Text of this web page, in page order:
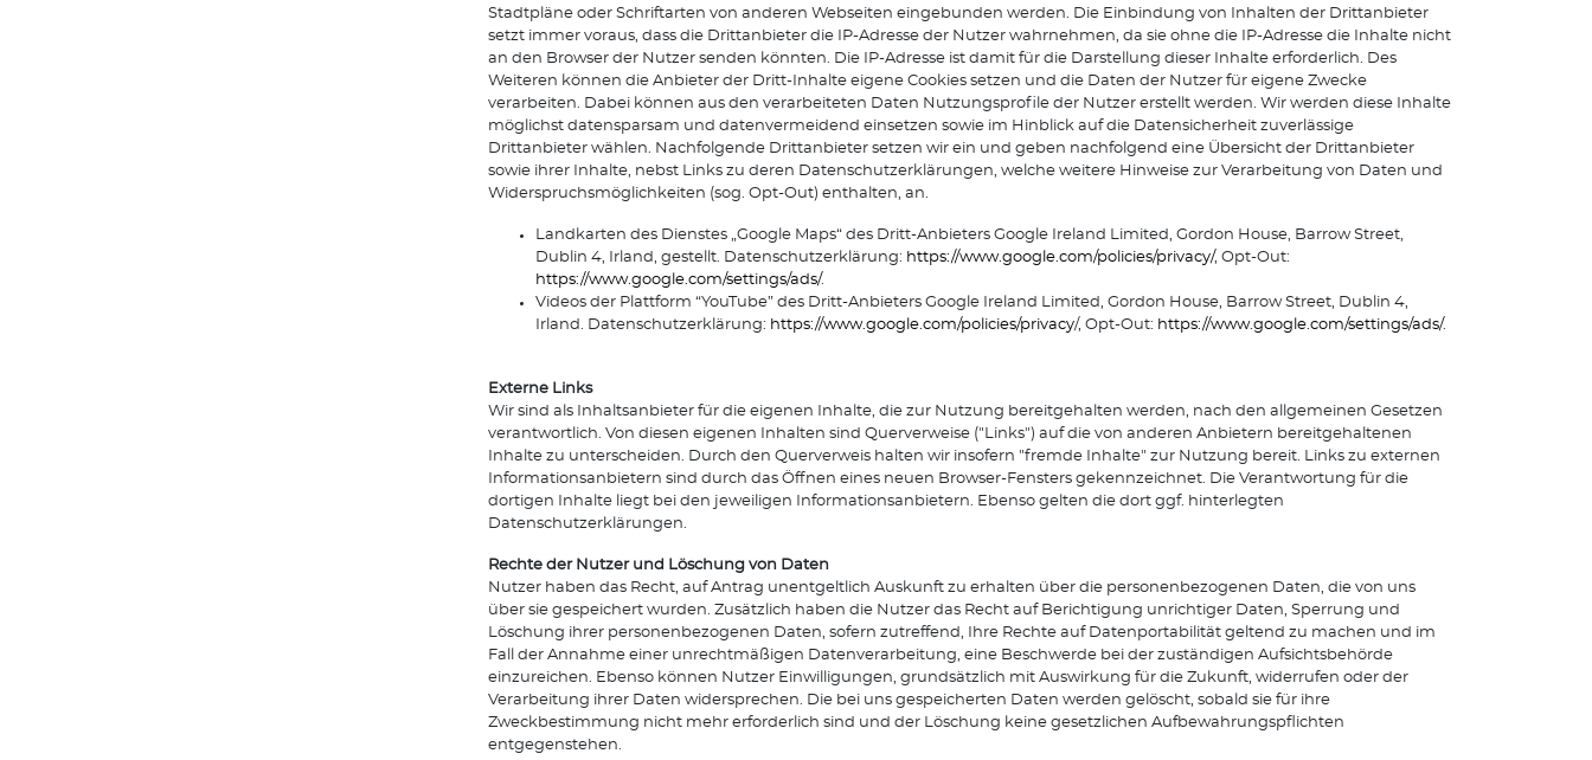
Stadtpläne oder Schriftarten von anderen Webseiten eingebunden werden. Die Einbindung von Inhalten der Drittanbieter
setzt immer voraus, dass die Drittanbieter die IP-Adresse der Nutzer wahrnehmen, da sie ohne die IP-Adresse die Inhalte nicht
an den Browser der Nutzer senden könnten. Die IP-Adresse ist damit für die Darstellung dieser Inhalte erforderlich. Des
Weiteren können die Anbieter der Dritt-Inhalte eigene Cookies setzen und die Daten der Nutzer für eigene Zwecke
verarbeiten. Dabei können aus den verarbeiteten Daten Nutzungsprofile der Nutzer erstellt werden. Wir werden diese Inhalte
möglichst datensparsam und datenvermeidend einsetzen sowie im Hinblick auf die Datensicherheit zuverlässige
Drittanbieter wählen. Nachfolgende Drittanbieter setzen wir ein und geben nachfolgend eine Übersicht der Drittanbieter
sowie ihrer Inhalte, nebst Links zu deren Datenschutzerklärungen, welche weitere Hinweise zur Verarbeitung von Daten und
Widerspruchsmöglichkeiten (sog. Opt-Out) enthalten, an.
Landkarten des Dienstes „Google Maps“ des Dritt-Anbieters Google Ireland Limited, Gordon House, Barrow Street,
Dublin 4, Irland, gestellt. Datenschutzerklärung: https://www.google.com/policies/privacy/, Opt-Out:
https://www.google.com/settings/ads/.
Videos der Plattform “YouTube” des Dritt-Anbieters Google Ireland Limited, Gordon House, Barrow Street, Dublin 4,
Irland. Datenschutzerklärung: https://www.google.com/policies/privacy/, Opt-Out: https://www.google.com/settings/ads/.
Externe Links
Wir sind als Inhaltsanbieter für die eigenen Inhalte, die zur Nutzung bereitgehalten werden, nach den allgemeinen Gesetzen
verantwortlich. Von diesen eigenen Inhalten sind Querverweise ("Links") auf die von anderen Anbietern bereitgehaltenen
Inhalte zu unterscheiden. Durch den Querverweis halten wir insofern "fremde Inhalte" zur Nutzung bereit. Links zu externen
Informationsanbietern sind durch das Öffnen eines neuen Browser-Fensters gekennzeichnet. Die Verantwortung für die
dortigen Inhalte liegt bei den jeweiligen Informationsanbietern. Ebenso gelten die dort ggf. hinterlegten
Datenschutzerklärungen.
Rechte der Nutzer und Löschung von Daten
Nutzer haben das Recht, auf Antrag unentgeltlich Auskunft zu erhalten über die personenbezogenen Daten, die von uns
über sie gespeichert wurden. Zusätzlich haben die Nutzer das Recht auf Berichtigung unrichtiger Daten, Sperrung und
Löschung ihrer personenbezogenen Daten, sofern zutreffend, Ihre Rechte auf Datenportabilität geltend zu machen und im
Fall der Annahme einer unrechtmäßigen Datenverarbeitung, eine Beschwerde bei der zuständigen Aufsichtsbehörde
einzureichen. Ebenso können Nutzer Einwilligungen, grundsätzlich mit Auswirkung für die Zukunft, widerrufen oder der
Verarbeitung ihrer Daten widersprechen. Die bei uns gespeicherten Daten werden gelöscht, sobald sie für ihre
Zweckbestimmung nicht mehr erforderlich sind und der Löschung keine gesetzlichen Aufbewahrungspflichten
entgegenstehen.